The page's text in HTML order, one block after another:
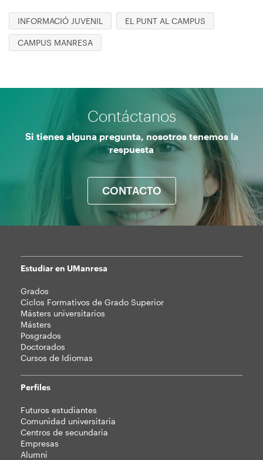
INFORMACIÓ JUVENIL EL PUNT AL CAMPUS
CAMPUS MANRESA
Contáctanos
Si tienes alguna pregunta, nosotros tenemos la
respuesta
CONTACTO
Mapa
web
Estudiar en UManresa
Grados
Ciclos Formativos de Grado Superior
Másters universitarios
Másters
Posgrados
Doctorados
Cursos de Idiomas
Perfiles
Futuros estudiantes
Comunidad universitaria
Centros de secundaria
Empresas
Alumni